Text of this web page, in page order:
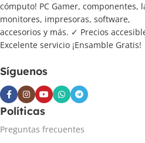
cómputo! PC Gamer, componentes,
monitores, impresoras, software,
accesorios y más. ✓ Precios
Excelente servicio ¡Ensamble Gratis!
Síguenos
Políticas
Preguntas frecuentes